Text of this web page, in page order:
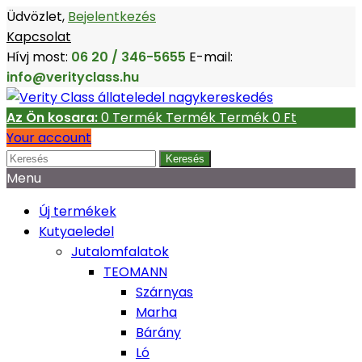
Üdvözlet, Bejelentkezés
Kapcsolat
Hívj most: 06 20 / 346-5655 E-mail:
info@verityclass.hu
Az Ön kosara:0 Termék Termék Termék0 Ft‎
Your account
Keresés
Menu
Új termékek
Kutyaeledel
Jutalomfalatok
TEOMANN
Szárnyas
Marha
Bárány
Ló